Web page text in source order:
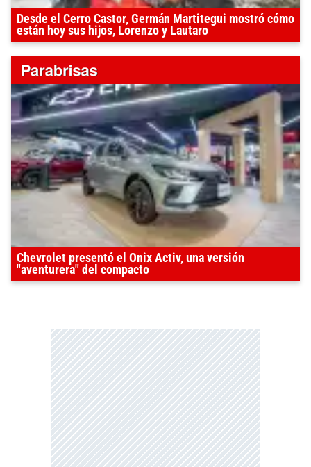
Desde el Cerro Castor, Germán Martitegui mostró cómo
están hoy sus hijos, Lorenzo y Lautaro
Chevrolet presentó el Onix Activ, una versión
"aventurera" del compacto